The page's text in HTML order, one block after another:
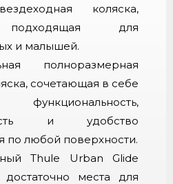
коляска,
подходящая для
и малышей.
полноразмерная
сочетающая в себе
и удобство
по любой поверхности.
Thule Urban Glide
достаточно места для